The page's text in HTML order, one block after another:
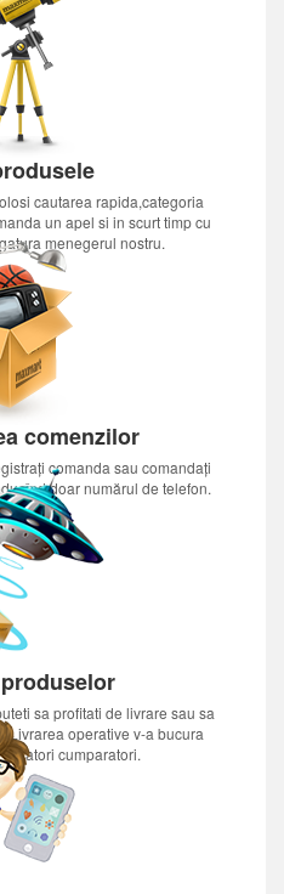
cautarea rapida,categoria
un apel si in scurt timp cu
menegerul nostru.
comenzilor
comanda sau comandați
doar numărul de telefon.
sa profitati de livrare sau sa
operative v-a bucura
cumparatori.